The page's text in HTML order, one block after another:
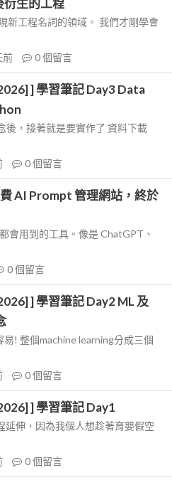
生的工程
新工程名詞的領域。 我們才剛學會
前 0個留言
] 學習筆記 Day3 Data
後，接著就是要實作了 資料下載
0個留言
費 AI Prompt 管理網站，終於
會用到的工具。像是 ChatGPT、
0個留言
] 學習筆記 Day2 ML 及
! 整個machine learning分成三個
0個留言
] 學習筆記 Day1
延伸，因為我個人想趁著育嬰假空
0個留言